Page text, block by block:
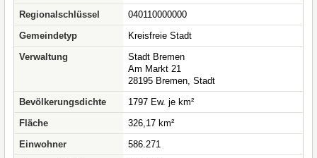
Regionalschlüssel
040110000000
Gemeindetyp
Kreisfreie Stadt
Verwaltung
Stadt Bremen
Am Markt 21
28195 Bremen, Stadt
Bevölkerungsdichte
1797 Ew. je km²
Fläche
326,17 km²
Einwohner
586.271